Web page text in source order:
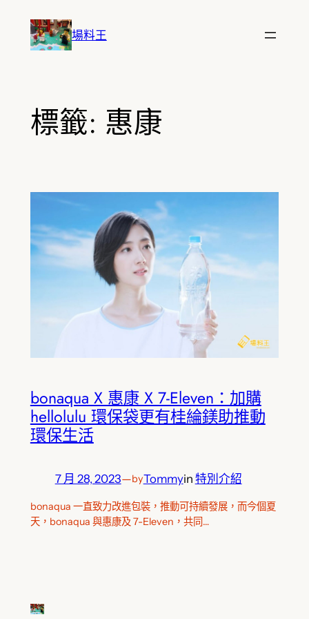
場料王
標籤: 惠康
bonaqua X 惠康 X 7-Eleven：加購
hellolulu 環保袋更有桂綸鎂助推動
環保生活
7 月 28, 2023—byTommyin 特別介紹
bonaqua 一直致力改進包裝，推動可持續發展，而今個夏
天，bonaqua 與惠康及 7-Eleven，共同…